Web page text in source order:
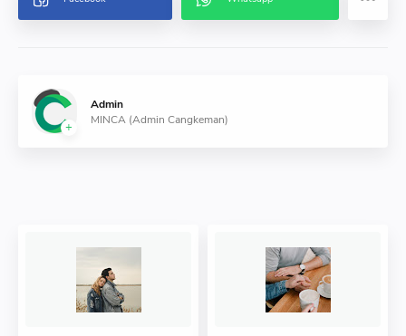
Admin
MINCA (Admin Cangkeman)